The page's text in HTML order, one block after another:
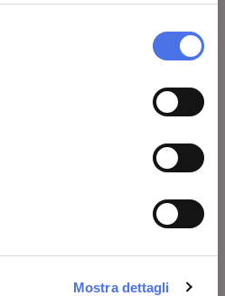
Mostra dettagli